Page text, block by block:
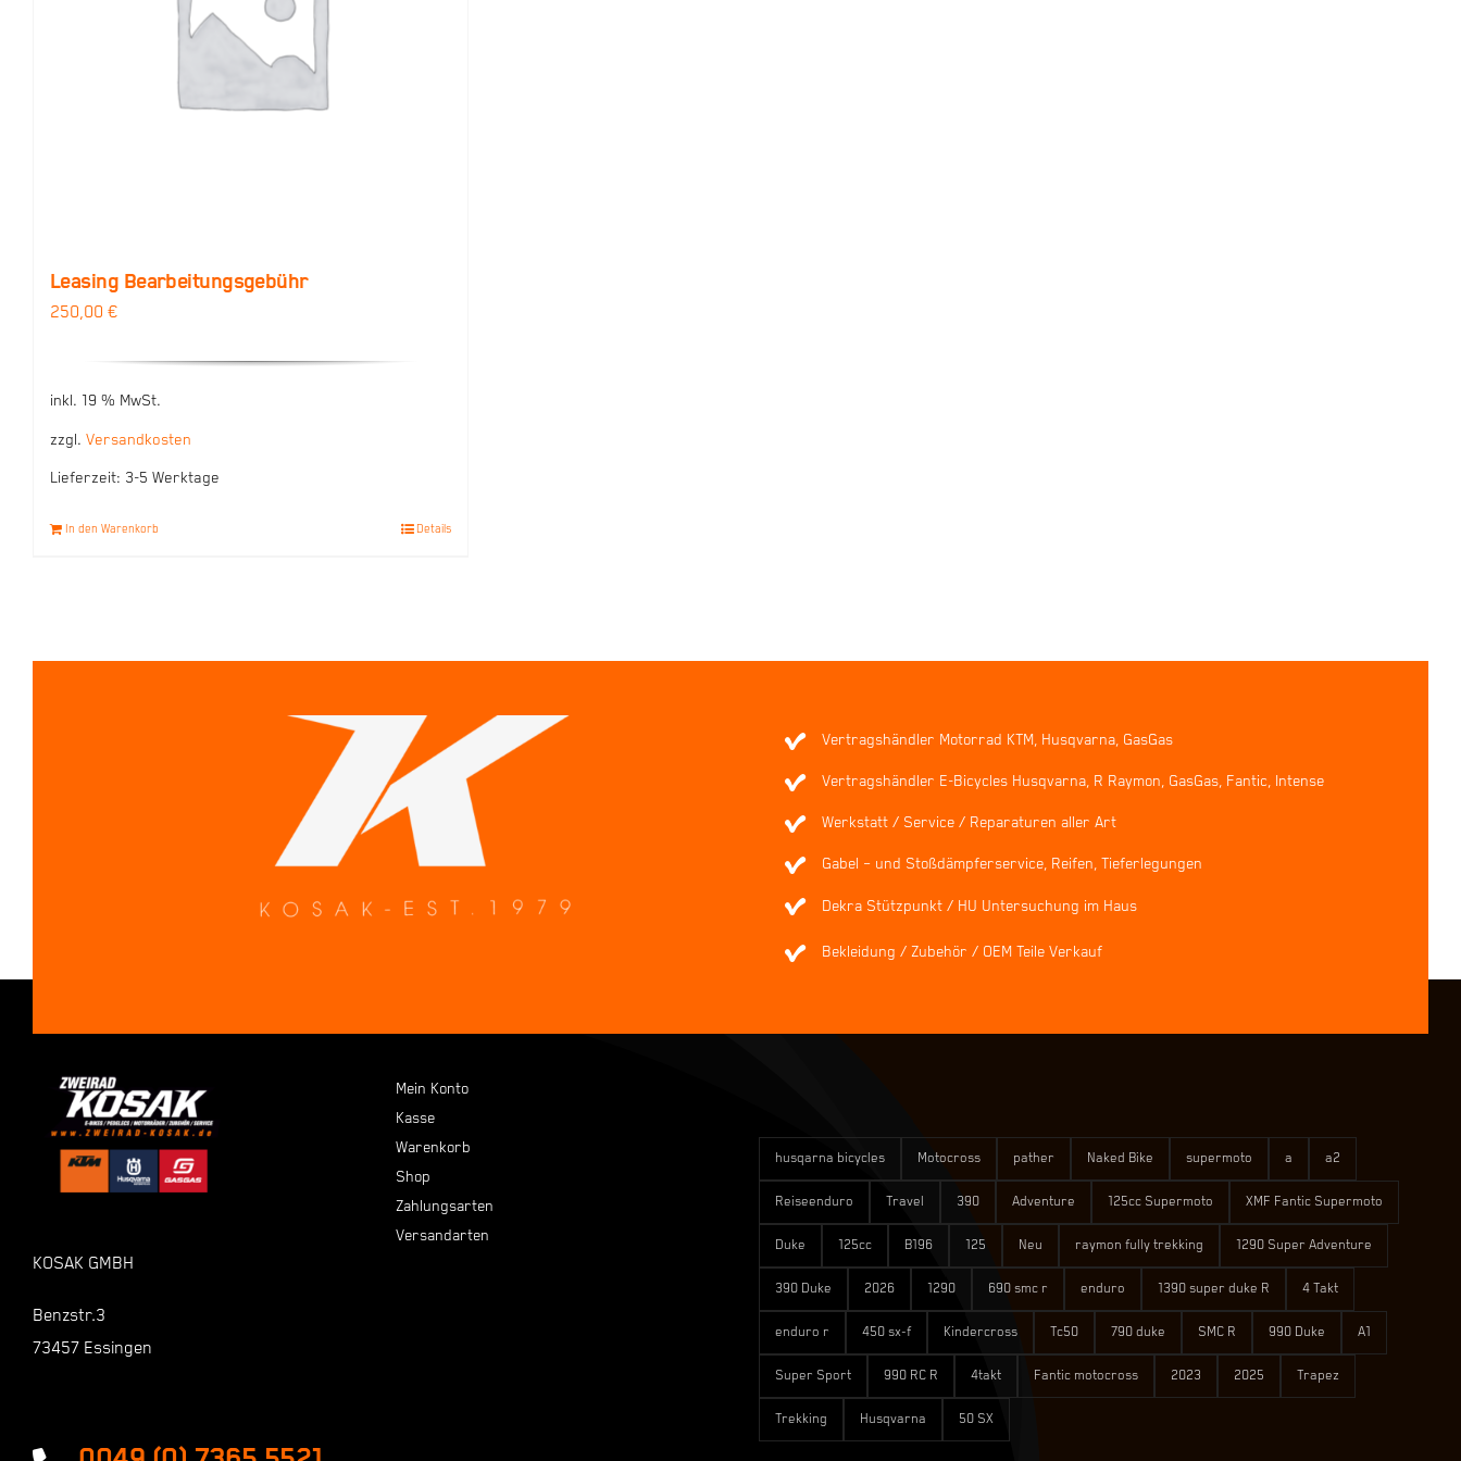
Leasing Bearbeitungsgebühr
250,00 €
inkl. 19 % MwSt.
zzgl. Versandkosten
Lieferzeit: 3-5 Werktage
In den Warenkorb Details
Vertragshändler Motorrad KTM, Husqvarna, GasGas
Vertragshändler E-Bicycles Husqvarna, R Raymon, GasGas, Fantic, Intense
Werkstatt / Service / Reparaturen aller Art
Gabel – und Stoßdämpferservice, Reifen, Tieferlegungen
Dekra Stützpunkt / HU Untersuchung im Haus
Bekleidung / Zubehör / OEM Teile Verkauf
KOSAK GMBH
Benzstr.3
73457 Essingen
Mein Konto
Kasse
Warenkorb
Shop
Zahlungsarten
Versandarten
husqarna bicycles Motocross pather Naked Bike supermoto a a2
Reiseenduro Travel 390 Adventure 125cc Supermoto XMF Fantic Supermoto
Duke 125cc B196 125 Neu raymon fully trekking 1290 Super Adventure
390 Duke 2026 1290 690 smc r enduro 1390 super duke R 4 Takt
enduro r 450 sx-f Kindercross Tc50 790 duke SMC R 990 Duke A1
Super Sport 990 RC R 4takt Fantic motocross 2023 2025 Trapez
Trekking Husqvarna 50 SX